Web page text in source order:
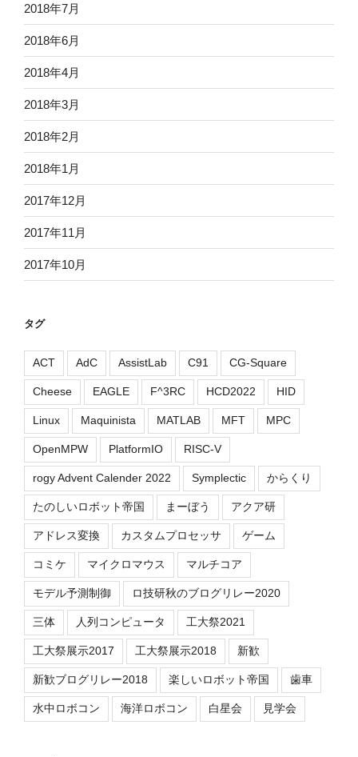
2018年7月
2018年6月
2018年4月
2018年3月
2018年2月
2018年1月
2017年12月
2017年11月
2017年10月
タグ
ACT AdC AssistLab C91 CG-Square
Cheese EAGLE F^3RC HCD2022 HID
Linux Maquinista MATLAB MFT MPC
OpenMPW PlatformIO RISC-V
rogy Advent Calender 2022 Symplectic からくり
たのしいロボット帝国 まーぼう アクア研
アドレス変換 カスタムプロセッサ ゲーム
コミケ マイクロマウス マルチコア
モデル予測制御 ロ技研秋のブログリレー2020
三体 人列コンピュータ 工大祭2021
工大祭展示2017 工大祭展示2018 新歓
新歓ブログリレー2018 楽しいロボット帝国 歯車
水中ロボコン 海洋ロボコン 白星会 見学会